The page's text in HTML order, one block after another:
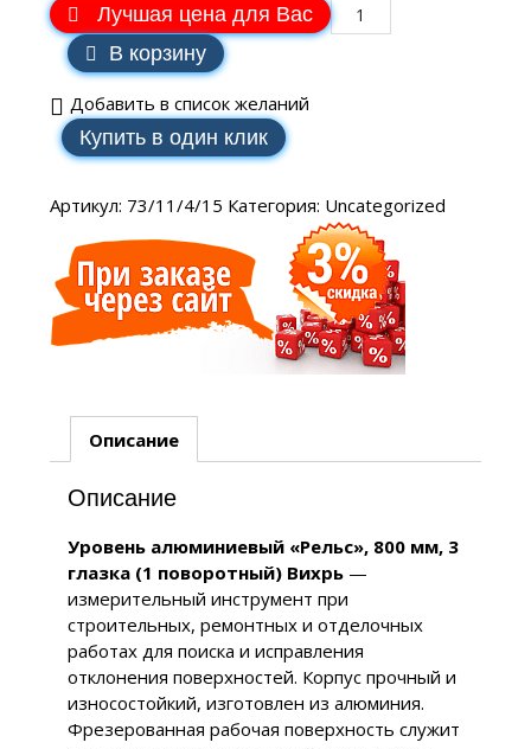
Лучшая цена для Вас
В корзину
Добавить в список желаний
Купить в один клик
Артикул: 73/11/4/15 Категория: Uncategorized
Описание
Описание
Уровень алюминиевый «Рельс», 800 мм, 3
глазка (1 поворотный) Вихрь—
измерительный инструмент при
строительных, ремонтных и отделочных
работах для поиска и исправления
отклонения поверхностей. Корпус прочный и
износостойкий, изготовлен из алюминия.
Фрезерованная рабочая поверхность служит